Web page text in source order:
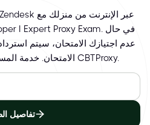
عدم اجتيازك الامتحان، سيتم
الامتحان. خدمة المساعدة في الامتحانات من CBTProxy.
تفاصيل